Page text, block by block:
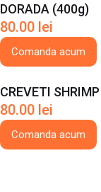
DORADA (400g)
80.00 lei
Comanda acum
CREVETI
80.00 lei
Comanda acum